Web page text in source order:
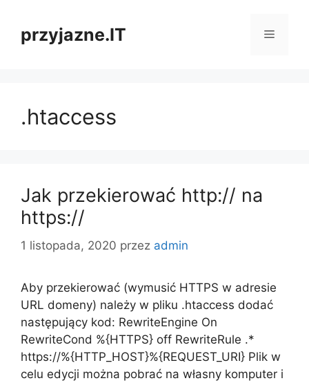
treściprzyjazne.IT Menu
.htaccess
Jak przekierować http:// na
https://
1 listopada, 2020 przez admin
Aby przekierować (wymusić HTTPS w adresie
URL domeny) należy w pliku .htaccess dodać
następujący kod: RewriteEngine On
RewriteCond %{HTTPS} off RewriteRule .*
https://%{HTTP_HOST}%{REQUEST_URI} Plik w
celu edycji można pobrać na własny komputer i